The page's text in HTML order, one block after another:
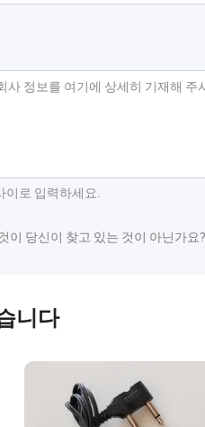
이로 입력하세요.
이 당신이 찾고 있는 것이 아닌가요?
니다